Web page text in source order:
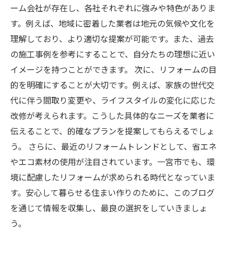
ーム会社が存在し、各社それぞれに強みや特色がありま
す。例えば、地域に密着した業者は地元の気候や文化を
理解しており、より適切な提案が可能です。また、過去
の施工事例を参考にすることで、自分たちの理想に近い
イメージを持つことができます。 次に、リフォームの目
的を明確にすることが大切です。例えば、家族の世代交
代に伴う間取り変更や、ライフスタイルの変化に応じた
改修が考えられます。こうした具体的なニーズを業者に
伝えることで、的確なプランを提案してもらえるでしょ
う。 さらに、最近のリフォームトレンドとして、省エネ
やエコ素材の使用が注目されています。一宮市でも、環
境に配慮したリフォームが求められる時代となっていま
す。安心して暮らせる住まい作りのために、このブログ
を通じて情報を収集し、最良の選択をしていきましょ
う。